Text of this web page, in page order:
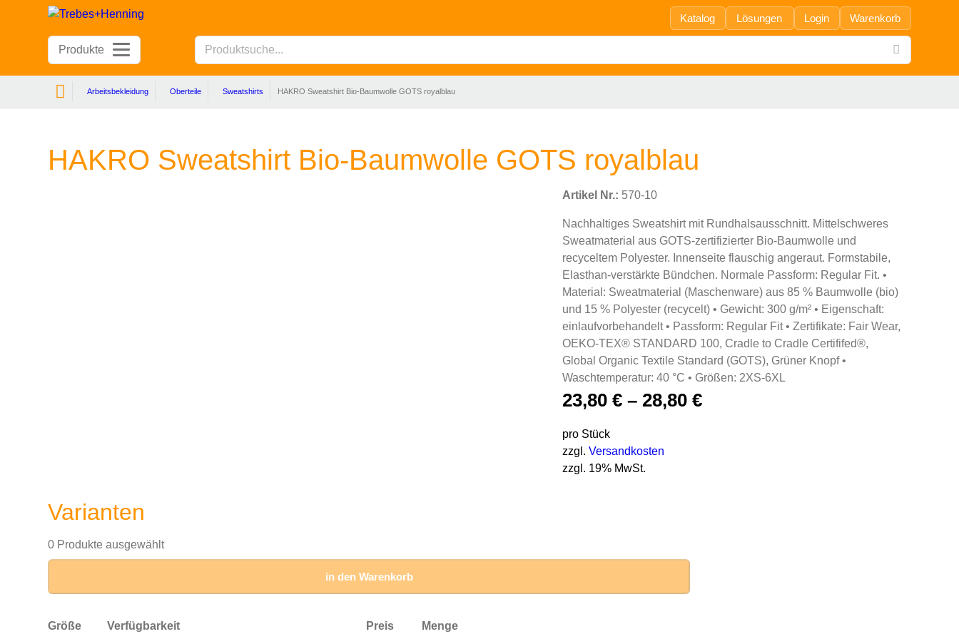
Katalog Lösungen Login Warenkorb
Produkte
Arbeitsbekleidung Oberteile Sweatshirts HAKRO Sweatshirt Bio-Baumwolle GOTS royalblau
HAKRO Sweatshirt Bio-Baumwolle GOTS royalblau
Artikel Nr.: 570-10
Nachhaltiges Sweatshirt mit Rundhalsausschnitt. Mittelschweres
Sweatmaterial aus GOTS-zertifizierter Bio-Baumwolle und
recyceltem Polyester. Innenseite flauschig angeraut. Formstabile,
Elasthan-verstärkte Bündchen. Normale Passform: Regular Fit. •
Material: Sweatmaterial (Maschenware) aus 85 % Baumwolle (bio)
und 15 % Polyester (recycelt) • Gewicht: 300 g/m² • Eigenschaft:
einlaufvorbehandelt • Passform: Regular Fit • Zertifikate: Fair Wear,
OEKO-TEX® STANDARD 100, Cradle to Cradle Certififed®,
Global Organic Textile Standard (GOTS), Grüner Knopf •
Waschtemperatur: 40 °C • Größen: 2XS-6XL
23,80 €– 28,80 €
pro Stück
zzgl. Versandkosten
zzgl. 19% MwSt.
Varianten
0 Produkte ausgewählt
in den Warenkorb
Größe Verfügbarkeit Preis Menge